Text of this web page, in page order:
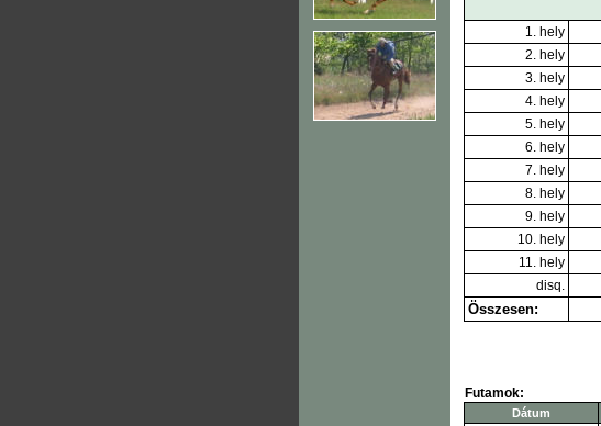
1. hely
2. hely
3. hely
4. hely
5. hely
6. hely
7. hely
8. hely
9. hely
10. hely
11. hely
disq.
Összesen:
Futamok:
Dátum